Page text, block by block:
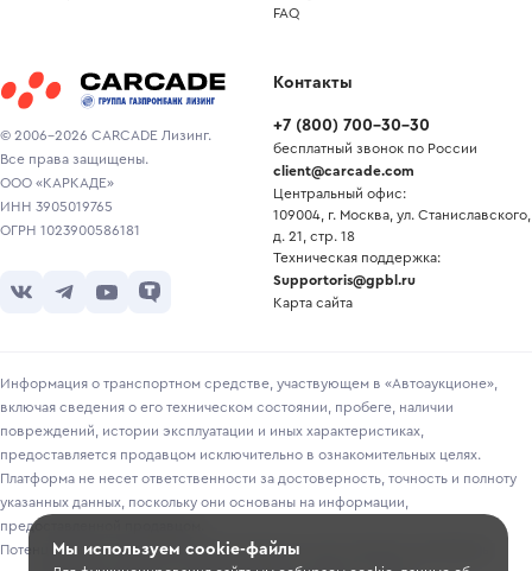
© 2006-2026 CARCADE Лизинг.
Все права защищены.
ООО «КАРКАДЕ»
ИНН 3905019765
ОГРН 1023900586181
FAQ
Контакты
+7 (800) 700-30-30
бесплатный звонок по России
client@carcade.com
Центральный офис:
109004, г. Москва, ул. Станиславского,
д. 21, стр. 18
Техническая поддержка:
Supportoris@gpbl.ru
Карта сайта
Информация о транспортном средстве, участвующем в «Автоаукционе»,
включая сведения о его техническом состоянии, пробеге, наличии
повреждений, истории эксплуатации и иных характеристиках,
предоставляется продавцом исключительно в ознакомительных целях.
Платформа не несет ответственности за достоверность, точность и полноту
указанных данных, поскольку они основаны на информации,
предоставленной продавцом.
Потенциальным покупателям рекомендуется самостоятельно проверять
Мы используем cookie-файлы